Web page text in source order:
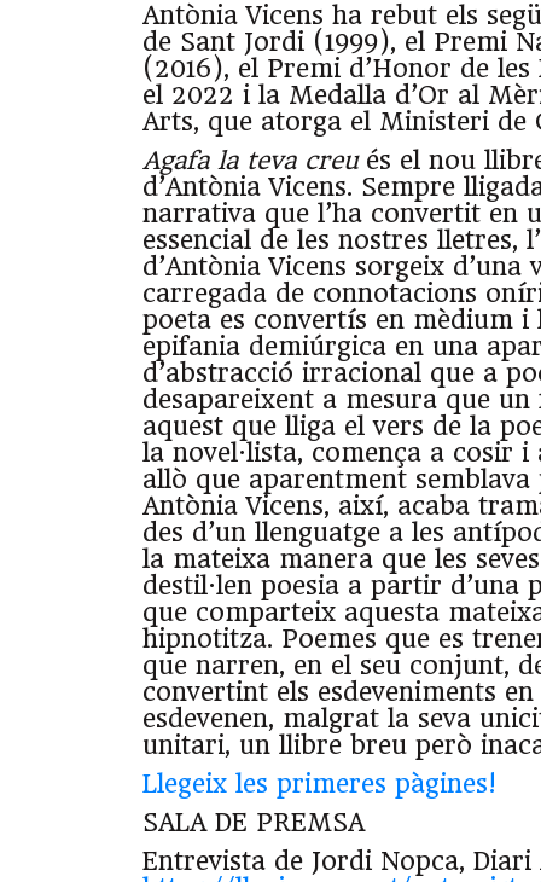
Antònia Vicens ha rebut els
de Sant Jordi (1999), el Premi
(2016), el Premi d’Honor de les
el 2022 i la Medalla d’Or al
Arts, que atorga el Ministeri de
Agafa la teva creués el nou
d’Antònia Vicens. Sempre
narrativa que l’ha convertit en
essencial de les nostres lletres,
d’Antònia Vicens sorgeix d’una
carregada de connotacions
poeta es convertís en mèdium i
epifania demiúrgica en una
d’abstracció irracional que a
desapareixent a mesura que
aquest que lliga el vers de la
la novel·lista, comença a cosir
allò que aparentment
Antònia Vicens, així, acaba
des d’un llenguatge a les
la mateixa manera que les
destil·len poesia a partir d’una
que comparteix aquesta
hipnotitza. Poemes que es
que narren, en el seu conjunt,
convertint els esdeveniments
esdevenen, malgrat la seva
unitari, un llibre breu però
Llegeix les primeres pàgines!
SALA DE PREMSA
Entrevista de Jordi Nopca, Diari